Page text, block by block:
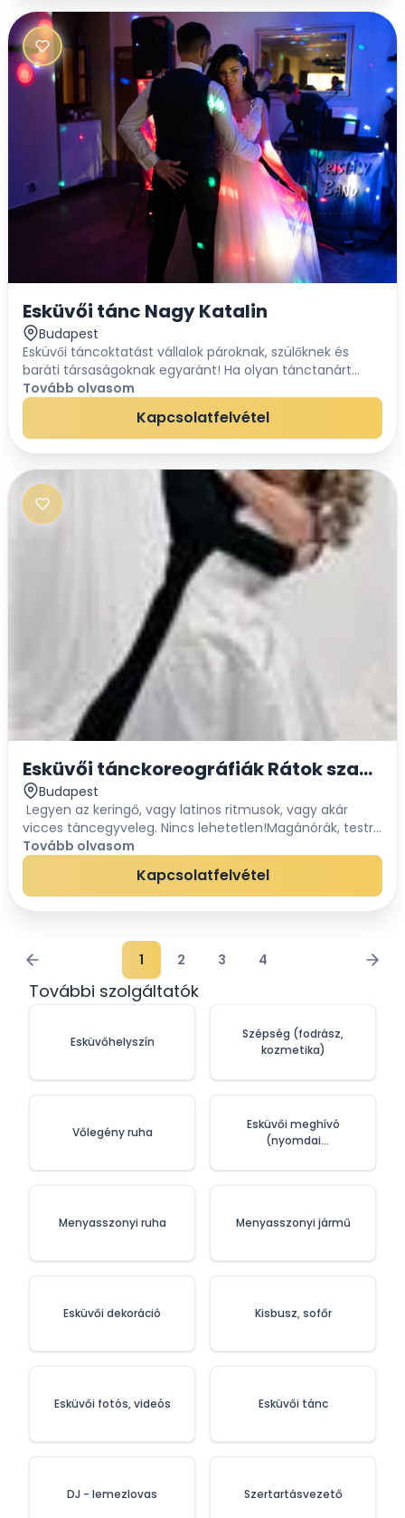
Esküvői tánc Nagy Katalin
Budapest
Esküvői táncoktatást vállalok pároknak, szülőknek és
baráti társaságoknak egyaránt! Ha olyan tánctanárt
kerestek, akivel a próbafolyamat móka és kacagás,
akinek koreográfiája teljes mérték...
Tovább olvasom
Kapcsolatfelvétel
Esküvői tánckoreográfiák Rátok szabva
Budapest
Legyen az keringő, vagy latinos ritmusok, vagy akár
vicces táncegyveleg. Nincs lehetetlen!Magánórák, testre
szabott koreográfiák NEKTEK! Ne aggódjatok a nyitótánc
miatt! Keressetek bizalo...
Tovább olvasom
Kapcsolatfelvétel
1 2 3 4
További szolgáltatók
Esküvőhelyszín
Vőlegény ruha
Menyasszonyi ruha
Esküvői dekoráció
Esküvői fotós, videós
DJ - lemezlovas
Szépség (fodrász,
kozmetika)
Esküvői meghívó
(nyomdai
Menyasszonyi jármű
Kisbusz, sofőr
Esküvői tánc
Szertartásvezető